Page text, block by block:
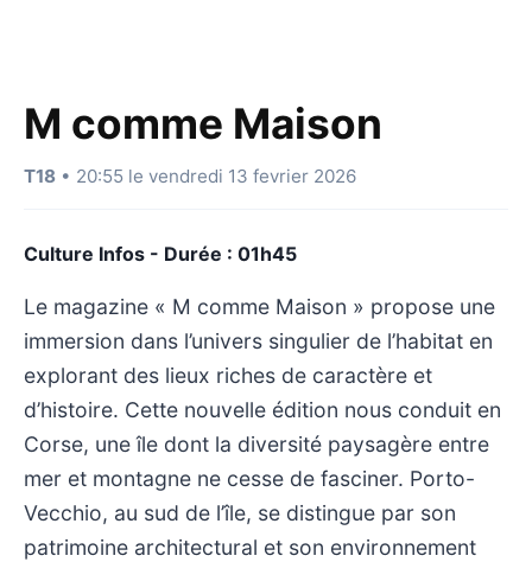
M comme Maison
T18 • 20:55 le vendredi 13 fevrier 2026
Culture Infos - Durée : 01h45
Le magazine « M comme Maison » propose une
immersion dans l’univers singulier de l’habitat en
explorant des lieux riches de caractère et
d’histoire. Cette nouvelle édition nous conduit en
Corse, une île dont la diversité paysagère entre
mer et montagne ne cesse de fasciner. Porto-
Vecchio, au sud de l’île, se distingue par son
patrimoine architectural et son environnement